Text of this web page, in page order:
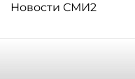
Новости СМИ2